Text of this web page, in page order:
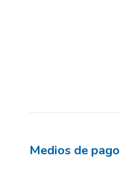
Medios de pago